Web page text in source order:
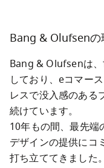
Bang & Olufsenの
Bang & Olufsenは
しており、eコマー
レスで没入感のある
続けています。
10年もの間、最先端
デザインの提供にコ
打ち立ててきました。